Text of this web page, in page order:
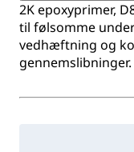
2K epoxyprimer,
til følsomme
vedhæftning og
gennemslibninger.